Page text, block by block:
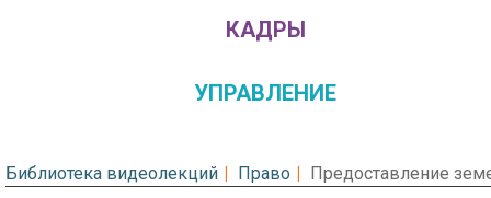
КАДРЫ
УПРАВЛЕНИЕ
Библиотека видеолекций Право Предоставление